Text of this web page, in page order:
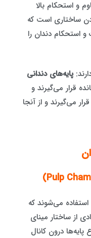
و استحکام بالا
ساختاری است که
استحکام دندان را
پایه‌های دندانی
قرار می‌گیرند و
می‌گیرند و از آنجا
استفاده می‌شوند که
از ساختار مینای
درون کانال